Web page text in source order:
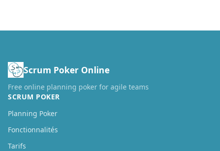
Scrum Poker Online
Free online planning poker for agile teams
SCRUM POKER
Planning Poker
Fonctionnalités
Tarifs